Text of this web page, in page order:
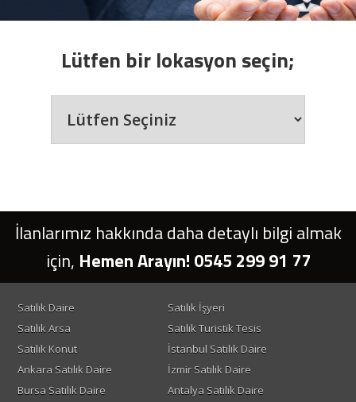
Lütfen bir lokasyon seçin;
İlanlarımız hakkında daha detaylı bilgi almak
için, Hemen Arayın! 0545 299 91 77
Satılık Daire
Satılık İşyeri
Satılık Arsa
Satılık Turistik Tesis
Satılık Konut
İstanbul Satılık Daire
Ankara Satılık Daire
İzmir Satılık Daire
Bursa Satılık Daire
Antalya Satılık Daire